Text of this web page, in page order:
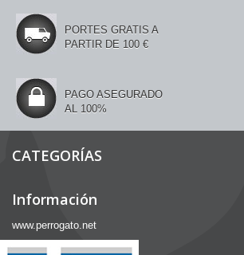
PORTES GRATIS A
PARTIR DE 100 €
PAGO ASEGURADO
AL 100%
CATEGORÍAS
Información
www.perrogato.net